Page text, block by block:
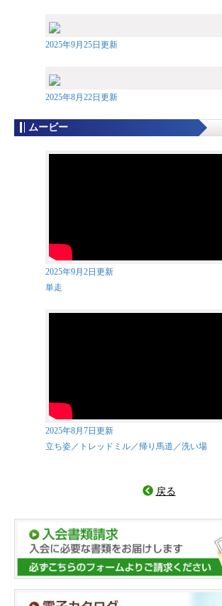
2025年9月25日更新
2025年8月22日更新
ムービー
2025年9月2日更新
単走
2025年8月7日更新
立ち姿／トレッドミル／帰り馬道／洗い場
戻る